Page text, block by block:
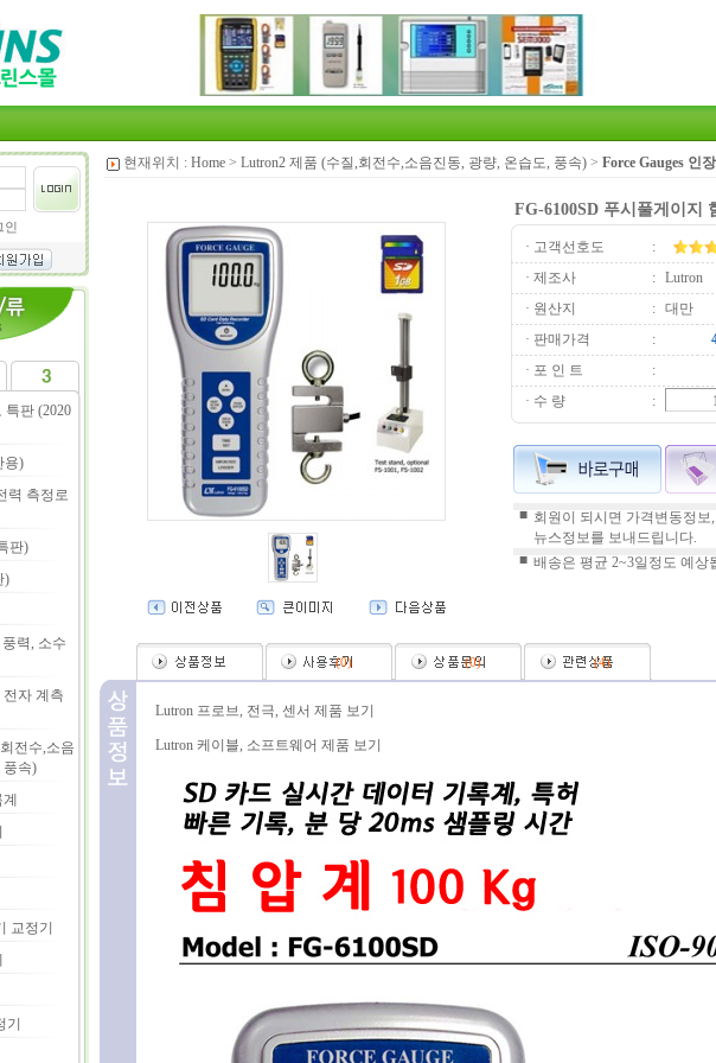
인
특판 (2020
용)
력 측정로
판)
)
력, 소수
전자 계측
전수,소음
풍속)
교정기
현재위치 : Home > Lutron2 제품 (수질,회전수,소음진동, 광량, 온습도, 풍속) > Force Gauges 인
FG-6100SD 푸시풀게이지
· 고객선호도
:
· 제조사
:
Lutron
· 원산지
:
대만
· 판매가격
:
· 포 인 트
:
· 수 량
:
■ 회원이 되시면 가격변동정
뉴스정보를 보내드립니다.
■ 배송은 평균 2~3일정도 예상
(0) (0) (4)
Lutron 프로브, 전극, 센서 제품 보기
Lutron 케이블, 소프트웨어 제품 보기